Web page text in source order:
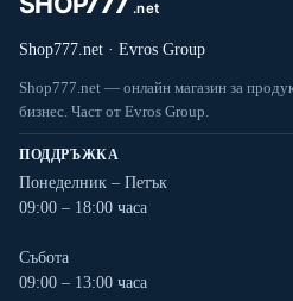
Shop777.net · Evros Group
Shop777.net — онлайн магазин за
бизнес. Част от Evros Group.
ПОДДРЪЖКА
Понеделник – Петък
09:00 – 18:00 часа
Събота
09:00 – 13:00 часа